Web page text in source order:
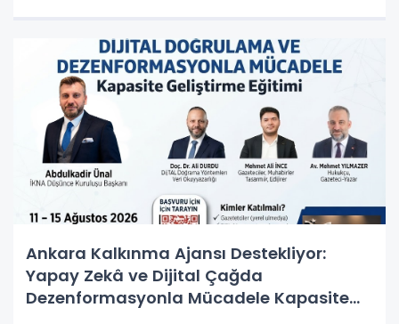
Ankara Kalkınma Ajansı Destekliyor:
Yapay Zekâ ve Dijital Çağda
Dezenformasyonla Mücadele Kapasite